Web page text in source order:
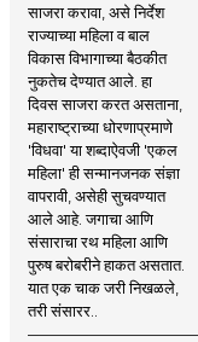
साजरा करावा, असे निर्देश
राज्याच्या महिला व बाल
विकास विभागाच्या बैठकीत
नुकतेच देण्यात आले. हा
दिवस साजरा करत असताना,
महाराष्ट्राच्या धोरणाप्रमाणे
'विधवा' या शब्दाऐवजी 'एकल
महिला' ही सन्मानजनक संज्ञा
वापरावी, असेही सुचवण्यात
आले आहे. जगाचा आणि
संसाराचा रथ महिला आणि
पुरुष बरोबरीने हाकत असतात.
यात एक चाक जरी निखळले,
तरी संसारर..